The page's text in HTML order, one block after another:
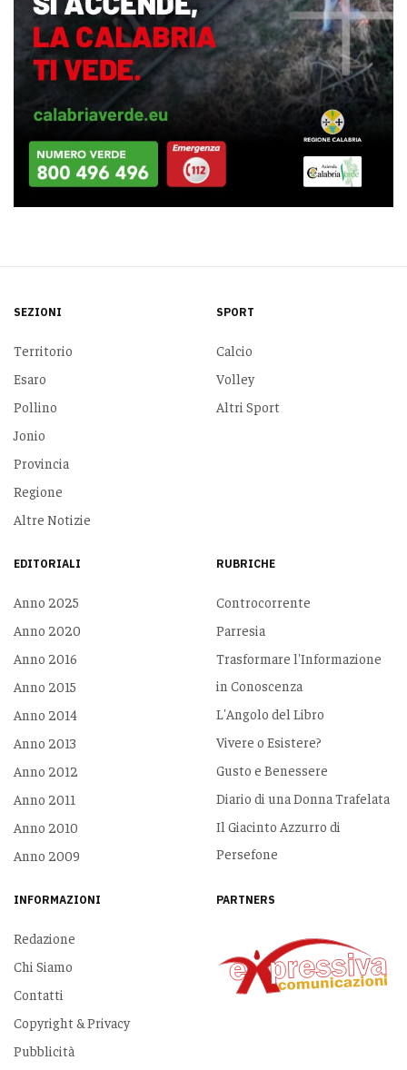
SEZIONI
Territorio
Esaro
Pollino
Jonio
Provincia
Regione
Altre Notizie
SPORT
Calcio
Volley
Altri Sport
EDITORIALI
Anno 2025
Anno 2020
Anno 2016
Anno 2015
Anno 2014
Anno 2013
Anno 2012
Anno 2011
Anno 2010
Anno 2009
RUBRICHE
Controcorrente
Parresia
Trasformare l'Informazione
in Conoscenza
L'Angolo del Libro
Vivere o Esistere?
Gusto e Benessere
Diario di una Donna Trafelata
Il Giacinto Azzurro di
Persefone
INFORMAZIONI
Redazione
Chi Siamo
Contatti
Copyright & Privacy
Pubblicità
PARTNERS